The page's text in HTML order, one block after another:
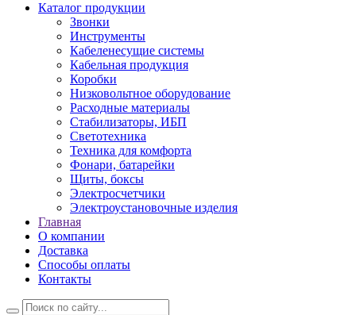
Каталог продукции
Звонки
Инструменты
Кабеленесущие системы
Кабельная продукция
Коробки
Низковольтное оборудование
Расходные материалы
Стабилизаторы, ИБП
Светотехника
Техника для комфорта
Фонари, батарейки
Щиты, боксы
Электросчетчики
Электроустановочные изделия
Главная
О компании
Доставка
Способы оплаты
Контакты